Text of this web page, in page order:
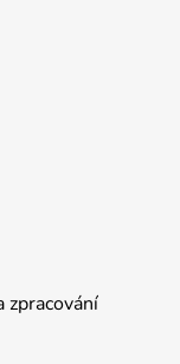
zpracování